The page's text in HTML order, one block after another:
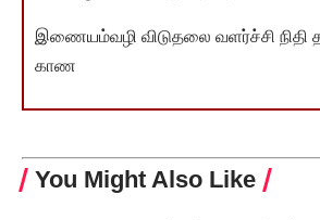
இணையம்வழி விடுதலை வளர்ச்சி நிதி
காண
You Might Also Like